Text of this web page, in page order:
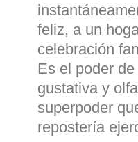
feliz, a un
celebración
Es el poder
gustativa y
superpoder
repostería